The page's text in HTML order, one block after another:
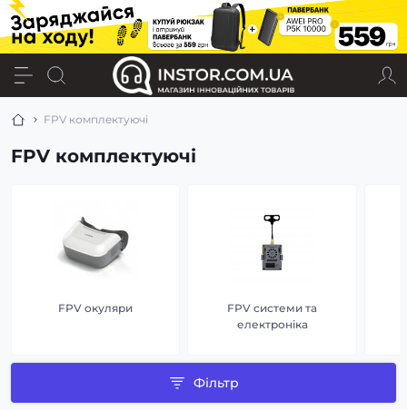
FPV комплектуючі
FPV комплектуючі
FPV окуляри
FPV системи та
електроніка
Фільтр